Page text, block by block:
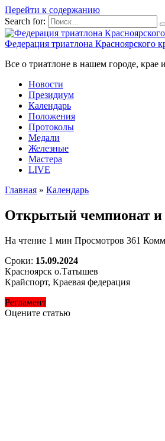
Перейти к содержанию
Search for:
Федерация триатлона Красноярского
Все о триатлоне в нашем городе, крае
Новости
Президиум
Календарь
Положения
Протоколы
Медали
Железные
Мастера
LIVE
Главная » Календарь
Открытый чемпионат и
На чтение 1 мин Просмотров 361
Сроки: 15.09.2024
Красноярск о.Татышев
Крайспорт, Краевая федерация
Регламент
Оцените статью